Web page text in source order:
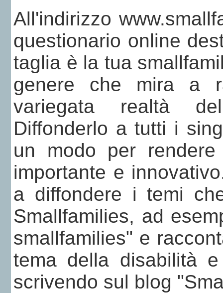
All'indirizzo
questionario online
taglia è la tua
genere che mira a
variegata realtà
Diffonderlo a tutti i
un modo per
importante e
a diffondere i temi
Smallfamilies, ad
smallfamilies" e
tema della disabilità
scrivendo sul blog